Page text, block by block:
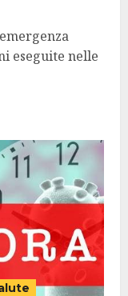
eseguite nelle